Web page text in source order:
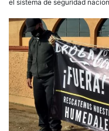
el sistema de seguridad